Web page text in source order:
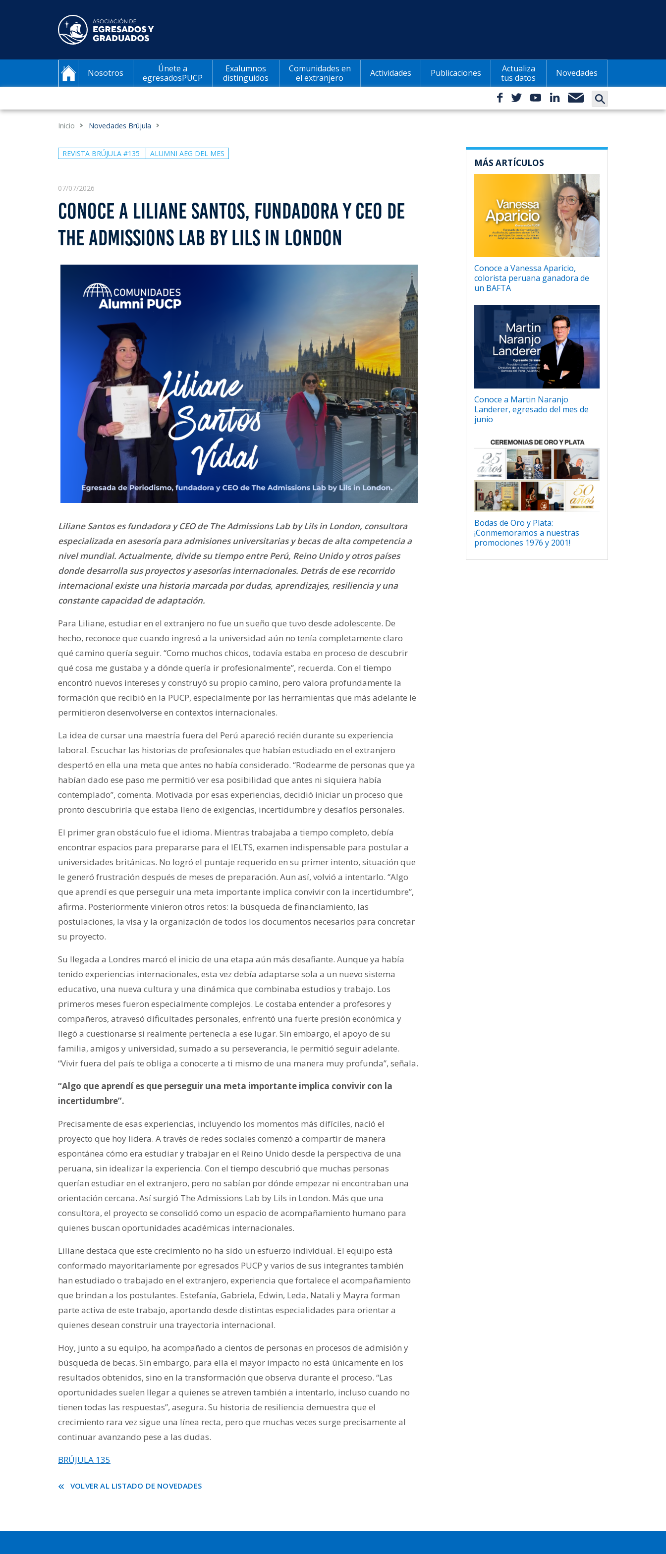
Nosotros
Únete a
egresadosPUCP
Exalumnos
distinguidos
Comunidades en
el extranjero
Actividades Publicaciones
Actualiza
tus datos
Novedades
Inicio Novedades Brújula
REVISTA BRÚJULA #135 ALUMNI AEG DEL MES
07/07/2026
CONOCE A LILIANE SANTOS, FUNDADORA Y CEO DE
THE ADMISSIONS LAB BY LILS IN LONDON
Liliane Santos es fundadora y CEO de The Admissions Lab by Lils in London, consultora
especializada en asesoría para admisiones universitarias y becas de alta competencia a
nivel mundial. Actualmente, divide su tiempo entre Perú, Reino Unido y otros países
donde desarrolla sus proyectos y asesorías internacionales. Detrás de ese recorrido
internacional existe una historia marcada por dudas, aprendizajes, resiliencia y una
constante capacidad de adaptación.
Para Liliane, estudiar en el extranjero no fue un sueño que tuvo desde adolescente. De
hecho, reconoce que cuando ingresó a la universidad aún no tenía completamente claro
qué camino quería seguir. “Como muchos chicos, todavía estaba en proceso de descubrir
qué cosa me gustaba y a dónde quería ir profesionalmente”, recuerda. Con el tiempo
encontró nuevos intereses y construyó su propio camino, pero valora profundamente la
formación que recibió en la PUCP, especialmente por las herramientas que más adelante le
permitieron desenvolverse en contextos internacionales.
La idea de cursar una maestría fuera del Perú apareció recién durante su experiencia
laboral. Escuchar las historias de profesionales que habían estudiado en el extranjero
despertó en ella una meta que antes no había considerado. “Rodearme de personas que ya
habían dado ese paso me permitió ver esa posibilidad que antes ni siquiera había
contemplado”, comenta. Motivada por esas experiencias, decidió iniciar un proceso que
pronto descubriría que estaba lleno de exigencias, incertidumbre y desafíos personales.
El primer gran obstáculo fue el idioma. Mientras trabajaba a tiempo completo, debía
encontrar espacios para prepararse para el IELTS, examen indispensable para postular a
universidades británicas. No logró el puntaje requerido en su primer intento, situación que
le generó frustración después de meses de preparación. Aun así, volvió a intentarlo. “Algo
que aprendí es que perseguir una meta importante implica convivir con la incertidumbre”,
afirma. Posteriormente vinieron otros retos: la búsqueda de financiamiento, las
postulaciones, la visa y la organización de todos los documentos necesarios para concretar
su proyecto.
Su llegada a Londres marcó el inicio de una etapa aún más desafiante. Aunque ya había
tenido experiencias internacionales, esta vez debía adaptarse sola a un nuevo sistema
educativo, una nueva cultura y una dinámica que combinaba estudios y trabajo. Los
primeros meses fueron especialmente complejos. Le costaba entender a profesores y
compañeros, atravesó dificultades personales, enfrentó una fuerte presión económica y
llegó a cuestionarse si realmente pertenecía a ese lugar. Sin embargo, el apoyo de su
familia, amigos y universidad, sumado a su perseverancia, le permitió seguir adelante.
“Vivir fuera del país te obliga a conocerte a ti mismo de una manera muy profunda”, señala.
“Algo que aprendí es que perseguir una meta importante implica convivir con la
incertidumbre”.
Precisamente de esas experiencias, incluyendo los momentos más difíciles, nació el
proyecto que hoy lidera. A través de redes sociales comenzó a compartir de manera
espontánea cómo era estudiar y trabajar en el Reino Unido desde la perspectiva de una
peruana, sin idealizar la experiencia. Con el tiempo descubrió que muchas personas
querían estudiar en el extranjero, pero no sabían por dónde empezar ni encontraban una
orientación cercana. Así surgió The Admissions Lab by Lils in London. Más que una
consultora, el proyecto se consolidó como un espacio de acompañamiento humano para
quienes buscan oportunidades académicas internacionales.
Liliane destaca que este crecimiento no ha sido un esfuerzo individual. El equipo está
conformado mayoritariamente por egresados PUCP y varios de sus integrantes también
han estudiado o trabajado en el extranjero, experiencia que fortalece el acompañamiento
que brindan a los postulantes. Estefanía, Gabriela, Edwin, Leda, Natali y Mayra forman
parte activa de este trabajo, aportando desde distintas especialidades para orientar a
quienes desean construir una trayectoria internacional.
Hoy, junto a su equipo, ha acompañado a cientos de personas en procesos de admisión y
búsqueda de becas. Sin embargo, para ella el mayor impacto no está únicamente en los
resultados obtenidos, sino en la transformación que observa durante el proceso. “Las
oportunidades suelen llegar a quienes se atreven también a intentarlo, incluso cuando no
tienen todas las respuestas”, asegura. Su historia de resiliencia demuestra que el
crecimiento rara vez sigue una línea recta, pero que muchas veces surge precisamente al
continuar avanzando pese a las dudas.
BRÚJULA 135
VOLVER AL LISTADO DE NOVEDADES
MÁS ARTÍCULOS
Conoce a Vanessa Aparicio,
colorista peruana ganadora de
un BAFTA
Conoce a Martin Naranjo
Landerer, egresado del mes de
junio
Bodas de Oro y Plata:
¡Conmemoramos a nuestras
promociones 1976 y 2001!